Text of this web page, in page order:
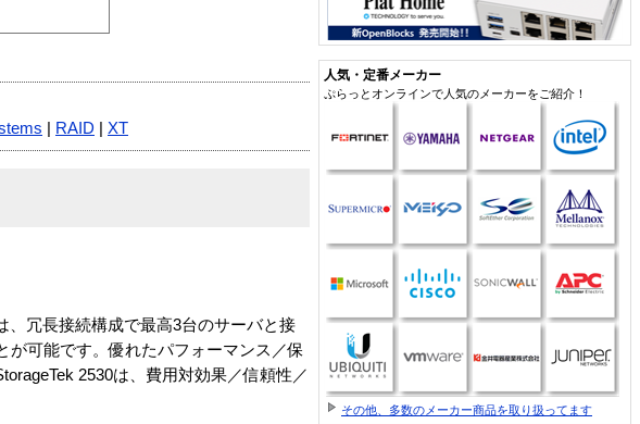
RAID XT
、冗長接続構成で最高3台のサーバと接
可能です。優れたパフォーマンス／保
2530は、費用対効果／信頼性／
人気・定番メーカー
ぷらっとオンラインで人気のメーカーをご紹介！
その他、多数のメーカー商品を取り扱ってます